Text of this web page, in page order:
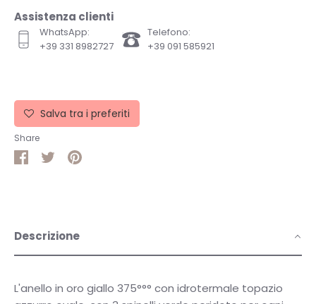
Assistenza clienti
WhatsApp:
+39 331 8982727
Telefono:
+39 091 585921
Salva tra i preferiti
Share
Share SharePin
Descrizione
L'anello in oro giallo 375°°° con idrotermale topazio